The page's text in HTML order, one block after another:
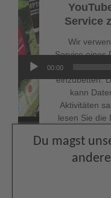
Service
Wir
Service eines
einzubetten.
kann
Aktivitäten
lesen Sie die
Nutzung des
dieses
Mehr
00:00
NEUESTE
Schnappe dir bis
Fußball-WM: Mit
Du magst